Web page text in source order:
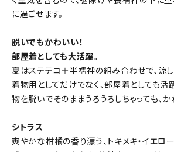
に過ごせます。
脱いでもかわいい！
部屋着としても大活躍。
夏はステテコ＋半襦袢の組み合わせで、涼し
着物用としてだけでなく、部屋着としても活
物を脱いでそのままうろうろしちゃっても、か
シトラス
爽やかな柑橘の香り漂う、トキメキ・イエロ